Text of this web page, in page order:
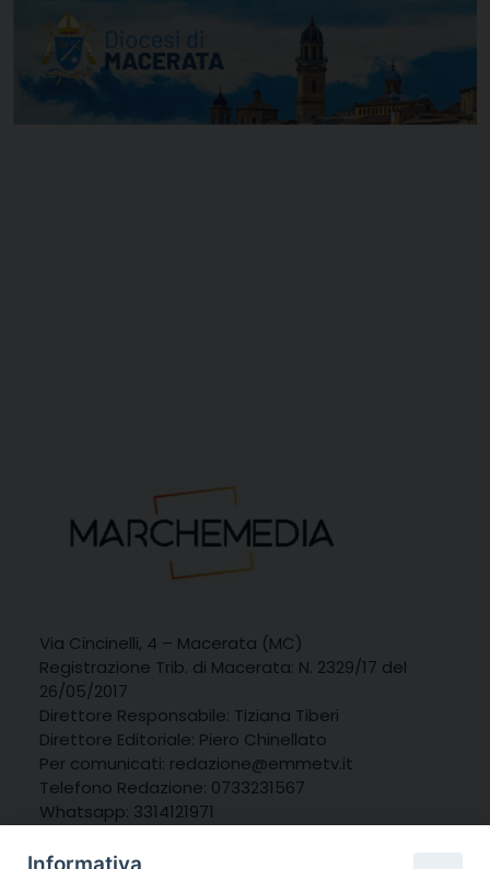
Via Cincinelli, 4 – Macerata (MC)
Registrazione Trib. di Macerata: N. 2329/17 del
26/05/2017
Direttore Responsabile: Tiziana Tiberi
Direttore Editoriale: Piero Chinellato
Per comunicati: redazione@emmetv.it
Telefono Redazione: 0733231567
Whatsapp: 3314121971